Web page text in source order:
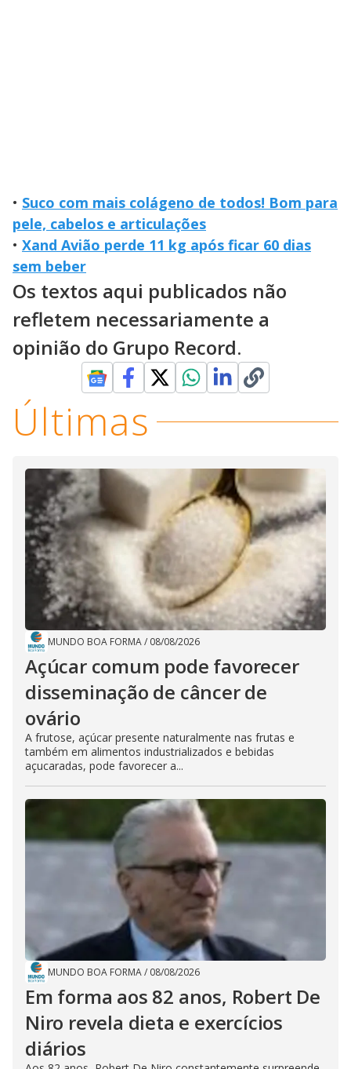
• Suco com mais colágeno de todos! Bom para
pele, cabelos e articulações
• Xand Avião perde 11 kg após ficar 60 dias
sem beber
Os textos aqui publicados não
refletem necessariamente a
opinião do Grupo Record.
Últimas
MUNDO BOA FORMA/ 08/08/2026
Açúcar comum pode favorecer
disseminação de câncer de
ovário
A frutose, açúcar presente naturalmente nas frutas e
também em alimentos industrializados e bebidas
açucaradas, pode favorecer a...
MUNDO BOA FORMA/ 08/08/2026
Em forma aos 82 anos, Robert De
Niro revela dieta e exercícios
diários